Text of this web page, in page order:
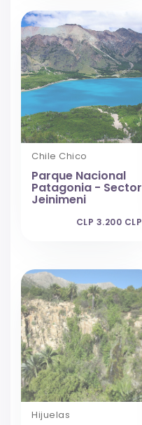
Chile Chico
Parque Nacional
Patagonia - Sector
Jeinimeni
CLP 3.200 CLP
Hijuelas